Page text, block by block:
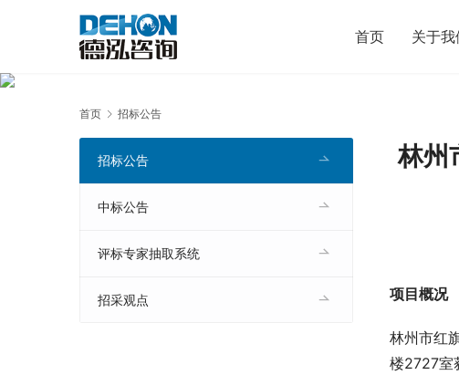
首页 关于我
首页 招标公告
林州
项目概况
林州市红
楼2727室
招标公告
中标公告
评标专家抽取系统
招采观点